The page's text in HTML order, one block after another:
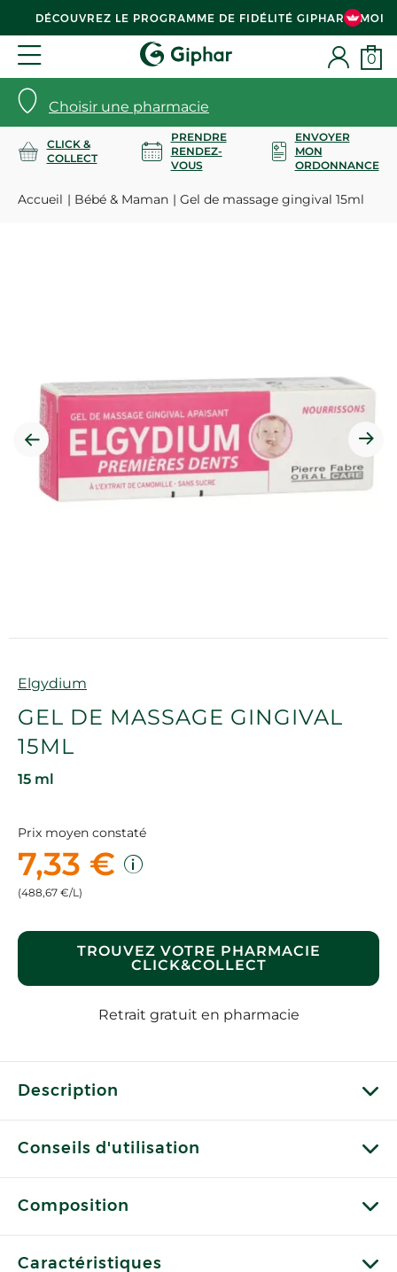
DÉCOUVREZ LE PROGRAMME DE FIDÉLITÉ GIPHAR & MOI
Choisir une pharmacie
0
CLICK &
COLLECT
PRENDRE
RENDEZ-
VOUS
ENVOYER
MON
ORDONNANCE
Accueil Bébé & Maman Gel de massage gingival 15ml
Marque
Elgydium
GEL DE MASSAGE GINGIVAL
15ML
15 ml
Prix moyen constaté
7,33 €
(488,67 €/L)
TROUVEZ VOTRE PHARMACIE
CLICK&COLLECT
Retrait gratuit en pharmacie
Description
Conseils d'utilisation
Composition
Caractéristiques